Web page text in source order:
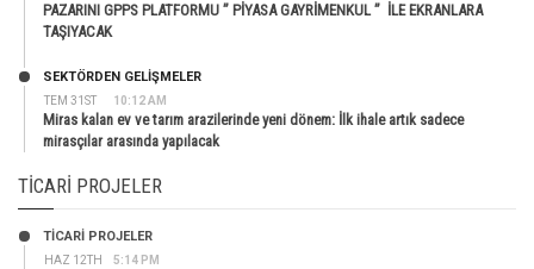
PAZARINI GPPS PLATFORMU ” PİYASA GAYRİMENKUL ” İLE EKRANLARA
TAŞIYACAK
TEM 31ST 10:12 AM
SEKTÖRDEN GELIŞMELER
Miras kalan ev ve tarım arazilerinde yeni dönem: İlk ihale artık sadece
mirasçılar arasında yapılacak
TICARI PROJELER
HAZ 12TH 5:14 PM
TİCARİ PROJELER